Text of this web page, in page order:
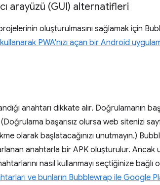
arayüzü (GUI) alternatifleri
oluşturulmasını sağlamak için
PWA'nızı açan bir Android
anahtarı dikkate alır. Doğrulamanın
(Doğrulama başarısız olursa web sitenizi
olarak başlatacağınızı unutmayın.)
anahtarla bir APK oluşturulur. Ancak
nasıl kullanmayı seçtiğinize
ve bunların Bubblewrap ile Google